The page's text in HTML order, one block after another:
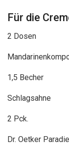
Für die
2 Dosen
1,5 Becher
Schlagsahne
2 Pck.
Dr. Oetker